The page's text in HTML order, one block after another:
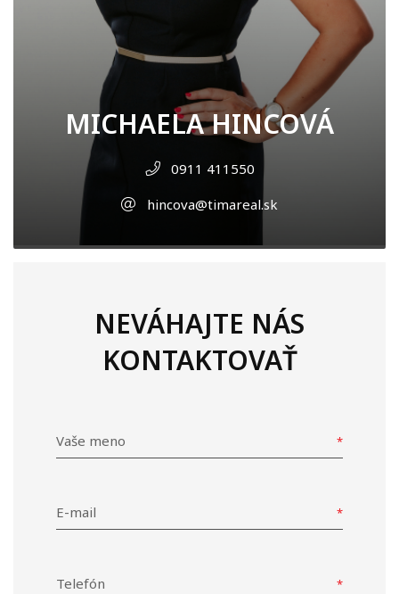
MICHAELA HINCOVÁ
0911 411550
hincova@timareal.sk
NEVÁHAJTE NÁS
KONTAKTOVAŤ
Vaše meno
E-mail
Telefón